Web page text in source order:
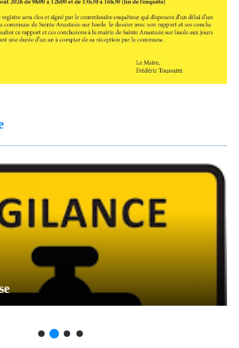
2022
du risque pluie-inondation dans l’arc